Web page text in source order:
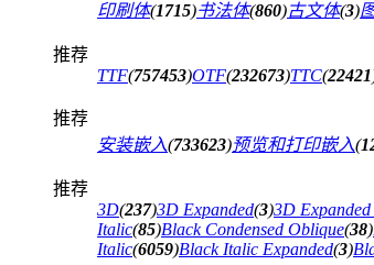
印刷体(1715)书法体(860)古文体(3)
推荐
TTF(757453)OTF(232673)TTC(22421
推荐
安装嵌入(733623)预览和打印嵌入(
推荐
3D(237)3D Expanded(3)3D
Italic(85)Black Condensed Oblique(38)
Italic(6059)Black Italic Expanded(3)